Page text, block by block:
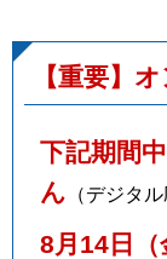
【重要】
下記期間
ん （デジタ
8月14日（